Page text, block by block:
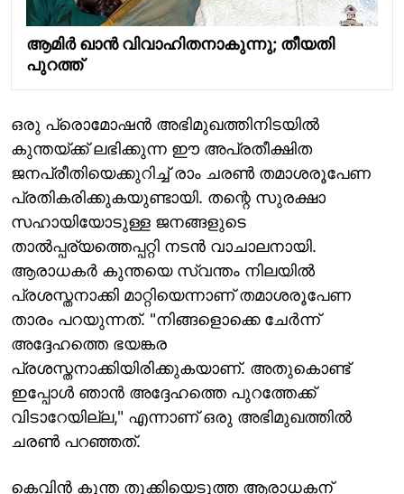
ആമിര്‍ ഖാന്‍ വിവാഹിതനാകുന്നു; തീയതി
പുറത്ത്
ഒരു പ്രൊമോഷൻ അഭിമുഖത്തിനിടയിൽ
കുന്തയ്ക്ക് ലഭിക്കുന്ന ഈ അപ്രതീക്ഷിത
ജനപ്രീതിയെക്കുറിച്ച് രാം ചരൺ തമാശരൂപേണ
പ്രതികരിക്കുകയുണ്ടായി. തന്റെ സുരക്ഷാ
സഹായിയോടുള്ള ജനങ്ങളുടെ
താൽപ്പര്യത്തെപ്പറ്റി നടൻ വാചാലനായി.
ആരാധകർ കുന്തയെ സ്വന്തം നിലയിൽ
പ്രശസ്തനാക്കി മാറ്റിയെന്നാണ് തമാശരൂപേണ
താരം പറയുന്നത്. "നിങ്ങളൊക്കെ ചേർന്ന്
അദ്ദേഹത്തെ ഭയങ്കര
പ്രശസ്തനാക്കിയിരിക്കുകയാണ്. അതുകൊണ്ട്
ഇപ്പോൾ ഞാൻ അദ്ദേഹത്തെ പുറത്തേക്ക്
വിടാറേയില്ല," എന്നാണ് ഒരു അഭിമുഖത്തിൽ
ചരൺ പറഞ്ഞത്.
കെവിൻ കുന്ത തൂക്കിയെടുത്ത ആരാധകന്